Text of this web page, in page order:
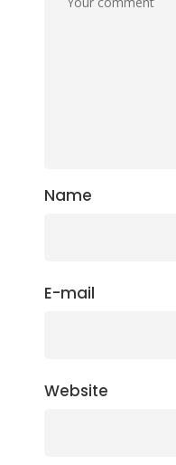
Name
E-mail
Website